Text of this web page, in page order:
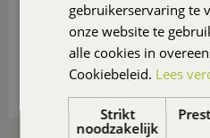
Ga je deze zomer niet op
eigen tuin of op eigen
heerlijk
gebruikerservaring te
onze website te
alle cookies in
Cookiebeleid. Lees
Strikt
noodzakelijk